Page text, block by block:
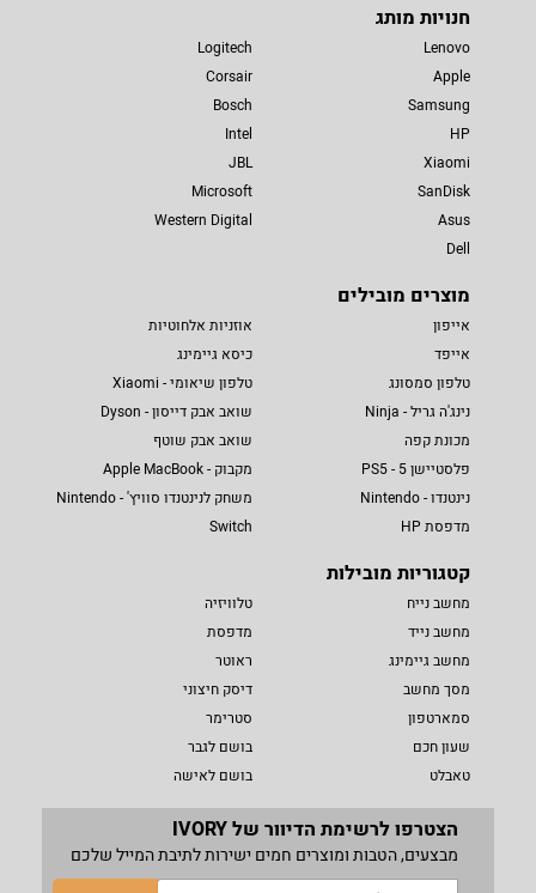
חנויות מותג
Lenovo
Apple
Samsung
HP
Xiaomi
SanDisk
Asus
Dell
Logitech
Corsair
Bosch
Intel
JBL
Microsoft
Western Digital
מוצרים מובילים
אייפון
אייפד
טלפון סמסונג
נינג'ה גריל - Ninja
מכונת קפה
פלסטיישן 5 - PS5
נינטנדו - Nintendo
מדפסת HP
אוזניות אלחוטיות
כיסא גיימינג
טלפון שיאומי - Xiaomi
שואב אבק דייסון - Dyson
שואב אבק שוטף
מקבוק - Apple MacBook
משחק לנינטנדו סוויץ' - Nintendo
Switch
קטגוריות מובילות
מחשב נייח
מחשב נייד
מחשב גיימינג
מסך מחשב
סמארטפון
שעון חכם
טאבלט
טלוויזיה
מדפסת
ראוטר
דיסק חיצוני
סטרימר
בושם לגבר
בושם לאישה
הצטרפו לרשימת הדיוור של IVORY
מבצעים, הטבות ומוצרים חמים ישירות לתיבת המייל שלכם